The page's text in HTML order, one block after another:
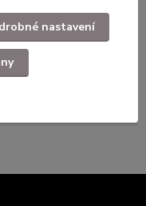
nastavení